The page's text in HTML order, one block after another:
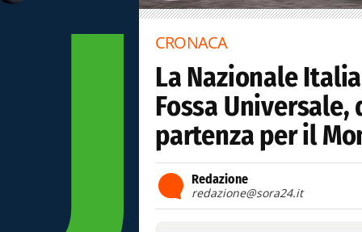
CRONACA
La Nazionale
Fossa
partenza per il
Redazione
redazione@sora24.it